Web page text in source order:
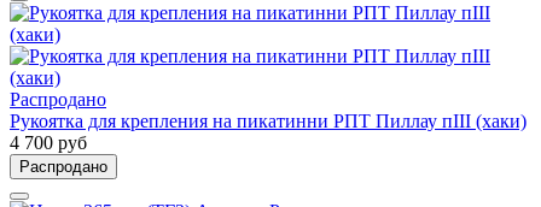
Распродано
Рукоятка для крепления на пикатинни РПТ Пиллау пIII (хаки)
4 700 руб
Распродано